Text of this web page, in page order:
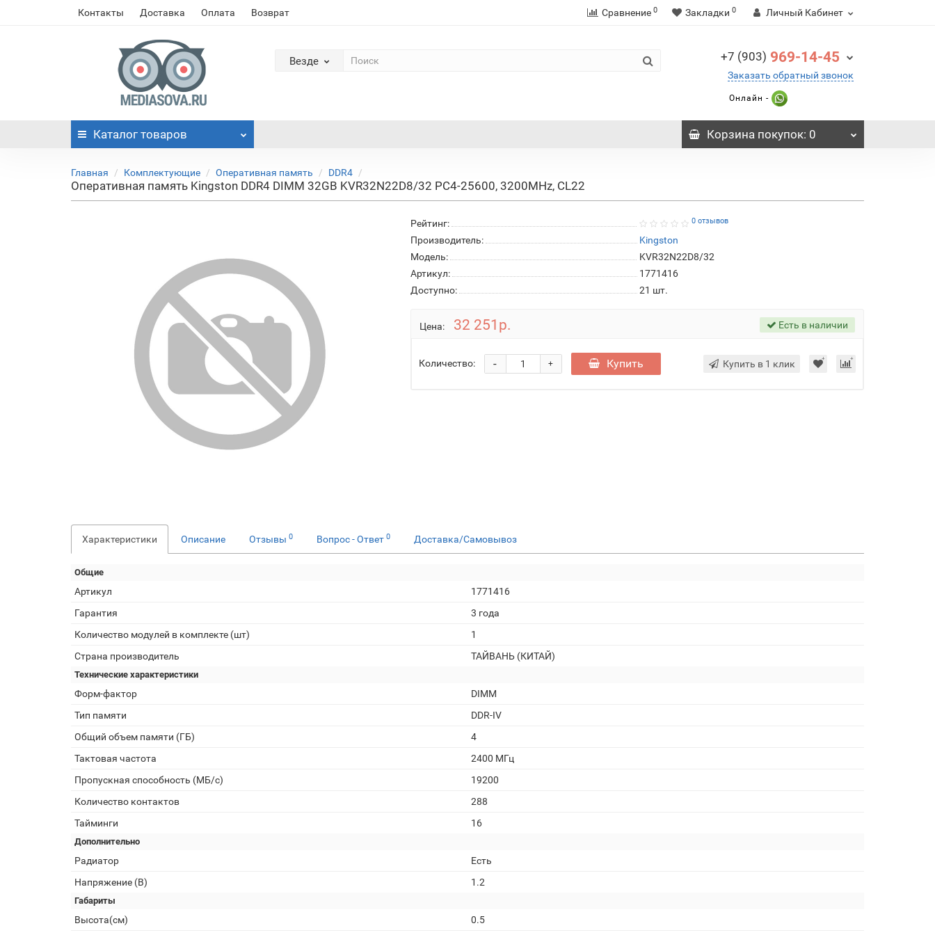
Контакты Доставка Оплата Возврат Сравнение 0 Закладки 0 Личный Кабинет
Везде +7 (903) 969-14-45
Заказать обратный звонок
Онлайн -
Каталог товаров Корзинапокупок: 0
Главная Комплектующие Оперативная память DDR4
Оперативная память Kingston DDR4 DIMM 32GB KVR32N22D8/32 PC4-25600, 3200MHz, CL22
Рейтинг: 0 отзывов
Производитель:
Kingston
Модель:
KVR32N22D8/32
Артикул:
1771416
Доступно:
21 шт.
Цена: 32 251р. Есть в наличии
Количество: +
- Купить Купить в 1 клик
Характеристики Описание Отзывы 0 Вопрос - Ответ 0 Доставка/Самовывоз
Общие
Артикул
1771416
Гарантия
3 года
Количество модулей в комплекте (шт)
1
Страна производитель
ТАЙВАНЬ (КИТАЙ)
Технические характеристики
Форм-фактор
DIMM
Тип памяти
DDR-IV
Общий объем памяти (ГБ)
4
Тактовая частота
2400 МГц
Пропускная способность (МБ/с)
19200
Количество контактов
288
Тайминги
16
Дополнительно
Радиатор
Есть
Напряжение (В)
1.2
Габариты
Высота(см) 0.5